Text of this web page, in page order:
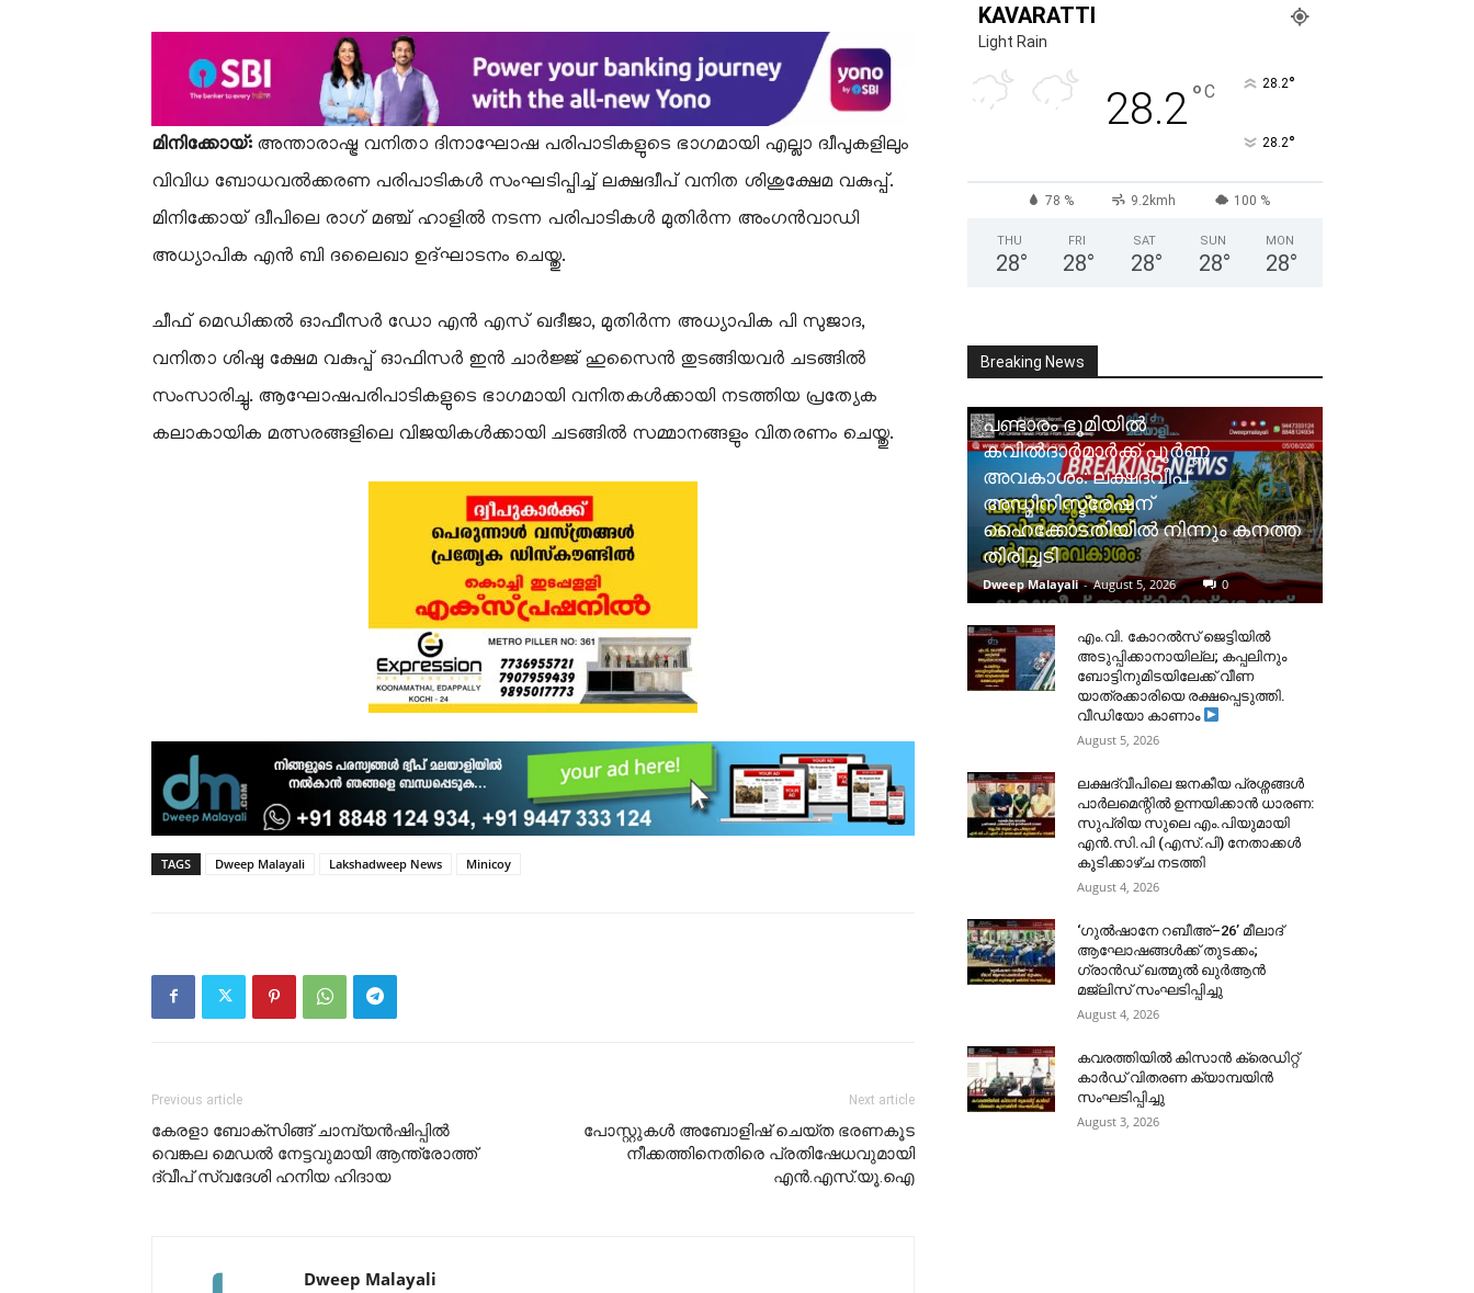
മിനിക്കോയ്:അന്താരാഷ്ട്ര വനിതാ ദിനാഘോഷ പരിപാടികളുടെ ഭാഗമായി എല്ലാ ദ്വീപുകളിലും
വിവിധ ബോധവൽക്കരണ പരിപാടികൾ സംഘടിപ്പിച്ച് ലക്ഷദ്വീപ് വനിത ശിശുക്ഷേമ വകുപ്പ്.
മിനിക്കോയ് ദ്വീപിലെ രാഗ് മഞ്ച് ഹാളിൽ നടന്ന പരിപാടികൾ മുതിർന്ന അംഗൻവാഡി
അധ്യാപിക എൻ ബി ദലൈഖാ ഉദ്ഘാടനം ചെയ്തു.
ചീഫ് മെഡിക്കൽ ഓഫീസർ ഡോ എൻ എസ് ഖദീജാ, മുതിർന്ന അധ്യാപിക പി സുജാദ,
വനിതാ ശിഷു ക്ഷേമ വകുപ്പ് ഓഫിസർ ഇൻ ചാർജ്ജ് ഹുസൈൻ തുടങ്ങിയവർ ചടങ്ങിൽ
സംസാരിച്ചു. ആഘോഷപരിപാടികളുടെ ഭാഗമായി വനിതകൾക്കായി നടത്തിയ പ്രത്യേക
കലാകായിക മത്സരങ്ങളിലെ വിജയികൾക്കായി ചടങ്ങിൽ സമ്മാനങ്ങളും വിതരണം ചെയ്തു.
TAGS Dweep Malayali Lakshadweep News Minicoy
Previous article
കേരളാ ബോക്സിങ്ങ് ചാമ്പ്യൻഷിപ്പിൽ
വെങ്കല മെഡൽ നേട്ടവുമായി ആന്ത്രോത്ത്
ദ്വീപ് സ്വദേശി ഹനിയ ഹിദായ
Next article
പോസ്റ്റുകൾ അബോളിഷ് ചെയ്ത ഭരണകൂട
നീക്കത്തിനെതിരെ പ്രതിഷേധവുമായി
എൻ.എസ്.യൂ.ഐ
Dweep Malayali
KAVARATTI
Light Rain
28.2°C 28.2°
28.2°
78 % 9.2kmh 100 %
THU
28°
FRI
28°
SAT
28°
SUN
28°
MON
28°
Breaking News
പണ്ടാരം ഭൂമിയിൽ
കവിൽദാർമാർക്ക് പൂർണ്ണ
അവകാശം: ലക്ഷദ്വീപ്
അഡ്മിനിസ്ട്രേഷന്
ഹൈക്കോടതിയിൽ നിന്നും കനത്ത
തിരിച്ചടി
Dweep Malayali - August 5, 2026 0
​എം.വി. കോറൽസ് ജെട്ടിയിൽ
അടുപ്പിക്കാനായില്ല; കപ്പലിനും
ബോട്ടിനുമിടയിലേക്ക് വീണ
യാത്രക്കാരിയെ രക്ഷപ്പെടുത്തി.
വീഡിയോ കാണാം
August 5, 2026
ലക്ഷദ്വീപിലെ ജനകീയ പ്രശ്നങ്ങൾ
പാർലമെന്റിൽ ഉന്നയിക്കാൻ ധാരണ:
സുപ്രിയ സുലെ എം.പിയുമായി
എൻ.സി.പി (എസ്.പി) നേതാക്കൾ
കൂടിക്കാഴ്ച നടത്തി
August 4, 2026
‘ഗുൽഷാനേ റബീഅ്–26’ മീലാദ്
ആഘോഷങ്ങൾക്ക് തുടക്കം;
ഗ്രാൻഡ് ഖത്മുൽ ഖുർആൻ
മജ്‌ലിസ് സംഘടിപ്പിച്ചു
August 4, 2026
കവരത്തിയിൽ കിസാൻ ക്രെഡിറ്റ്
കാർഡ് വിതരണ ക്യാമ്പയിൻ
സംഘടിപ്പിച്ചു
August 3, 2026